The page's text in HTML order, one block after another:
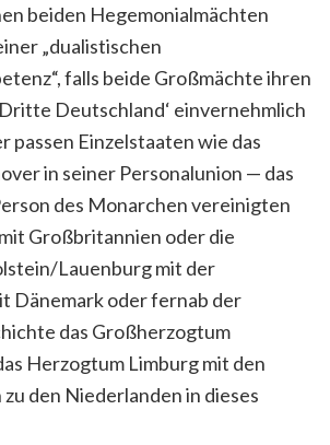
beiden Hegemonialmächten
„dualistischen
falls beide Großmächte ihren
Deutschland‘ einvernehmlich
passen Einzelstaaten wie das
in seiner Personalunion — das
des Monarchen vereinigten
Großbritannien oder die
Lauenburg mit der
Dänemark oder fernab der
das Großherzogtum
Herzogtum Limburg mit den
den Niederlanden in dieses